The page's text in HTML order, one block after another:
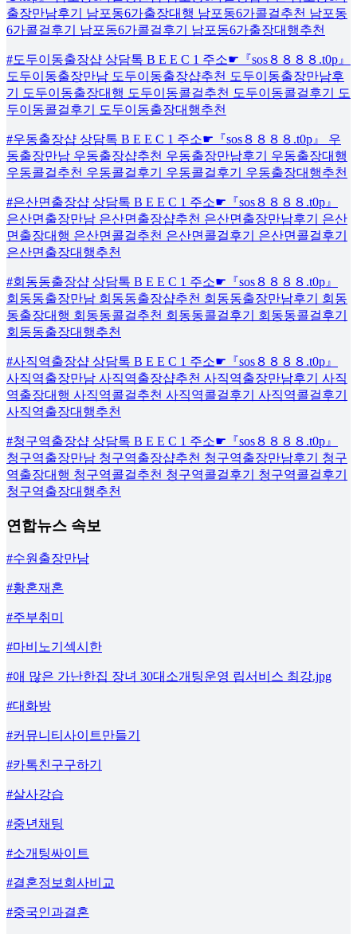
출장만남후기 남포동6가출장대행 남포동6가콜걸추천 남포동
6가콜걸후기 남포동6가콜걸후기 남포동6가출장대행추천
#도두이동출장샵 상담톡 B E E C 1 주소☛『sos８８８８.t0p』
도두이동출장만남 도두이동출장샵추천 도두이동출장만남후
기 도두이동출장대행 도두이동콜걸추천 도두이동콜걸후기 도
두이동콜걸후기 도두이동출장대행추천
#우동출장샵 상담톡 B E E C 1 주소☛『sos８８８８.t0p』 우
동출장만남 우동출장샵추천 우동출장만남후기 우동출장대행
우동콜걸추천 우동콜걸후기 우동콜걸후기 우동출장대행추천
#은산면출장샵 상담톡 B E E C 1 주소☛『sos８８８８.t0p』
은산면출장만남 은산면출장샵추천 은산면출장만남후기 은산
면출장대행 은산면콜걸추천 은산면콜걸후기 은산면콜걸후기
은산면출장대행추천
#회동동출장샵 상담톡 B E E C 1 주소☛『sos８８８８.t0p』
회동동출장만남 회동동출장샵추천 회동동출장만남후기 회동
동출장대행 회동동콜걸추천 회동동콜걸후기 회동동콜걸후기
회동동출장대행추천
#사직역출장샵 상담톡 B E E C 1 주소☛『sos８８８８.t0p』
사직역출장만남 사직역출장샵추천 사직역출장만남후기 사직
역출장대행 사직역콜걸추천 사직역콜걸후기 사직역콜걸후기
사직역출장대행추천
#청구역출장샵 상담톡 B E E C 1 주소☛『sos８８８８.t0p』
청구역출장만남 청구역출장샵추천 청구역출장만남후기 청구
역출장대행 청구역콜걸추천 청구역콜걸후기 청구역콜걸후기
청구역출장대행추천
연합뉴스 속보
#수원출장만남
#황혼재혼
#주부취미
#마비노기섹시한
#애 많은 가난한집 장녀 30대소개팅운영 립서비스 최강.jpg
#대화방
#커뮤니티사이트만들기
#카톡친구구하기
#살사강습
#중년채팅
#소개팅싸이트
#결혼정보회사비교
#중국인과결혼